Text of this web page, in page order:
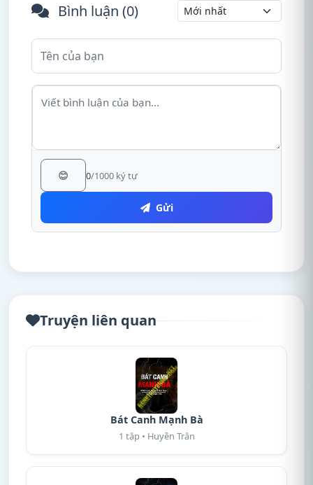
Bình luận (0)
😊 0/1000 ký tự
Gửi
Truyện liên quan
Bát Canh Mạnh Bà
1 tập • Huyền Trân